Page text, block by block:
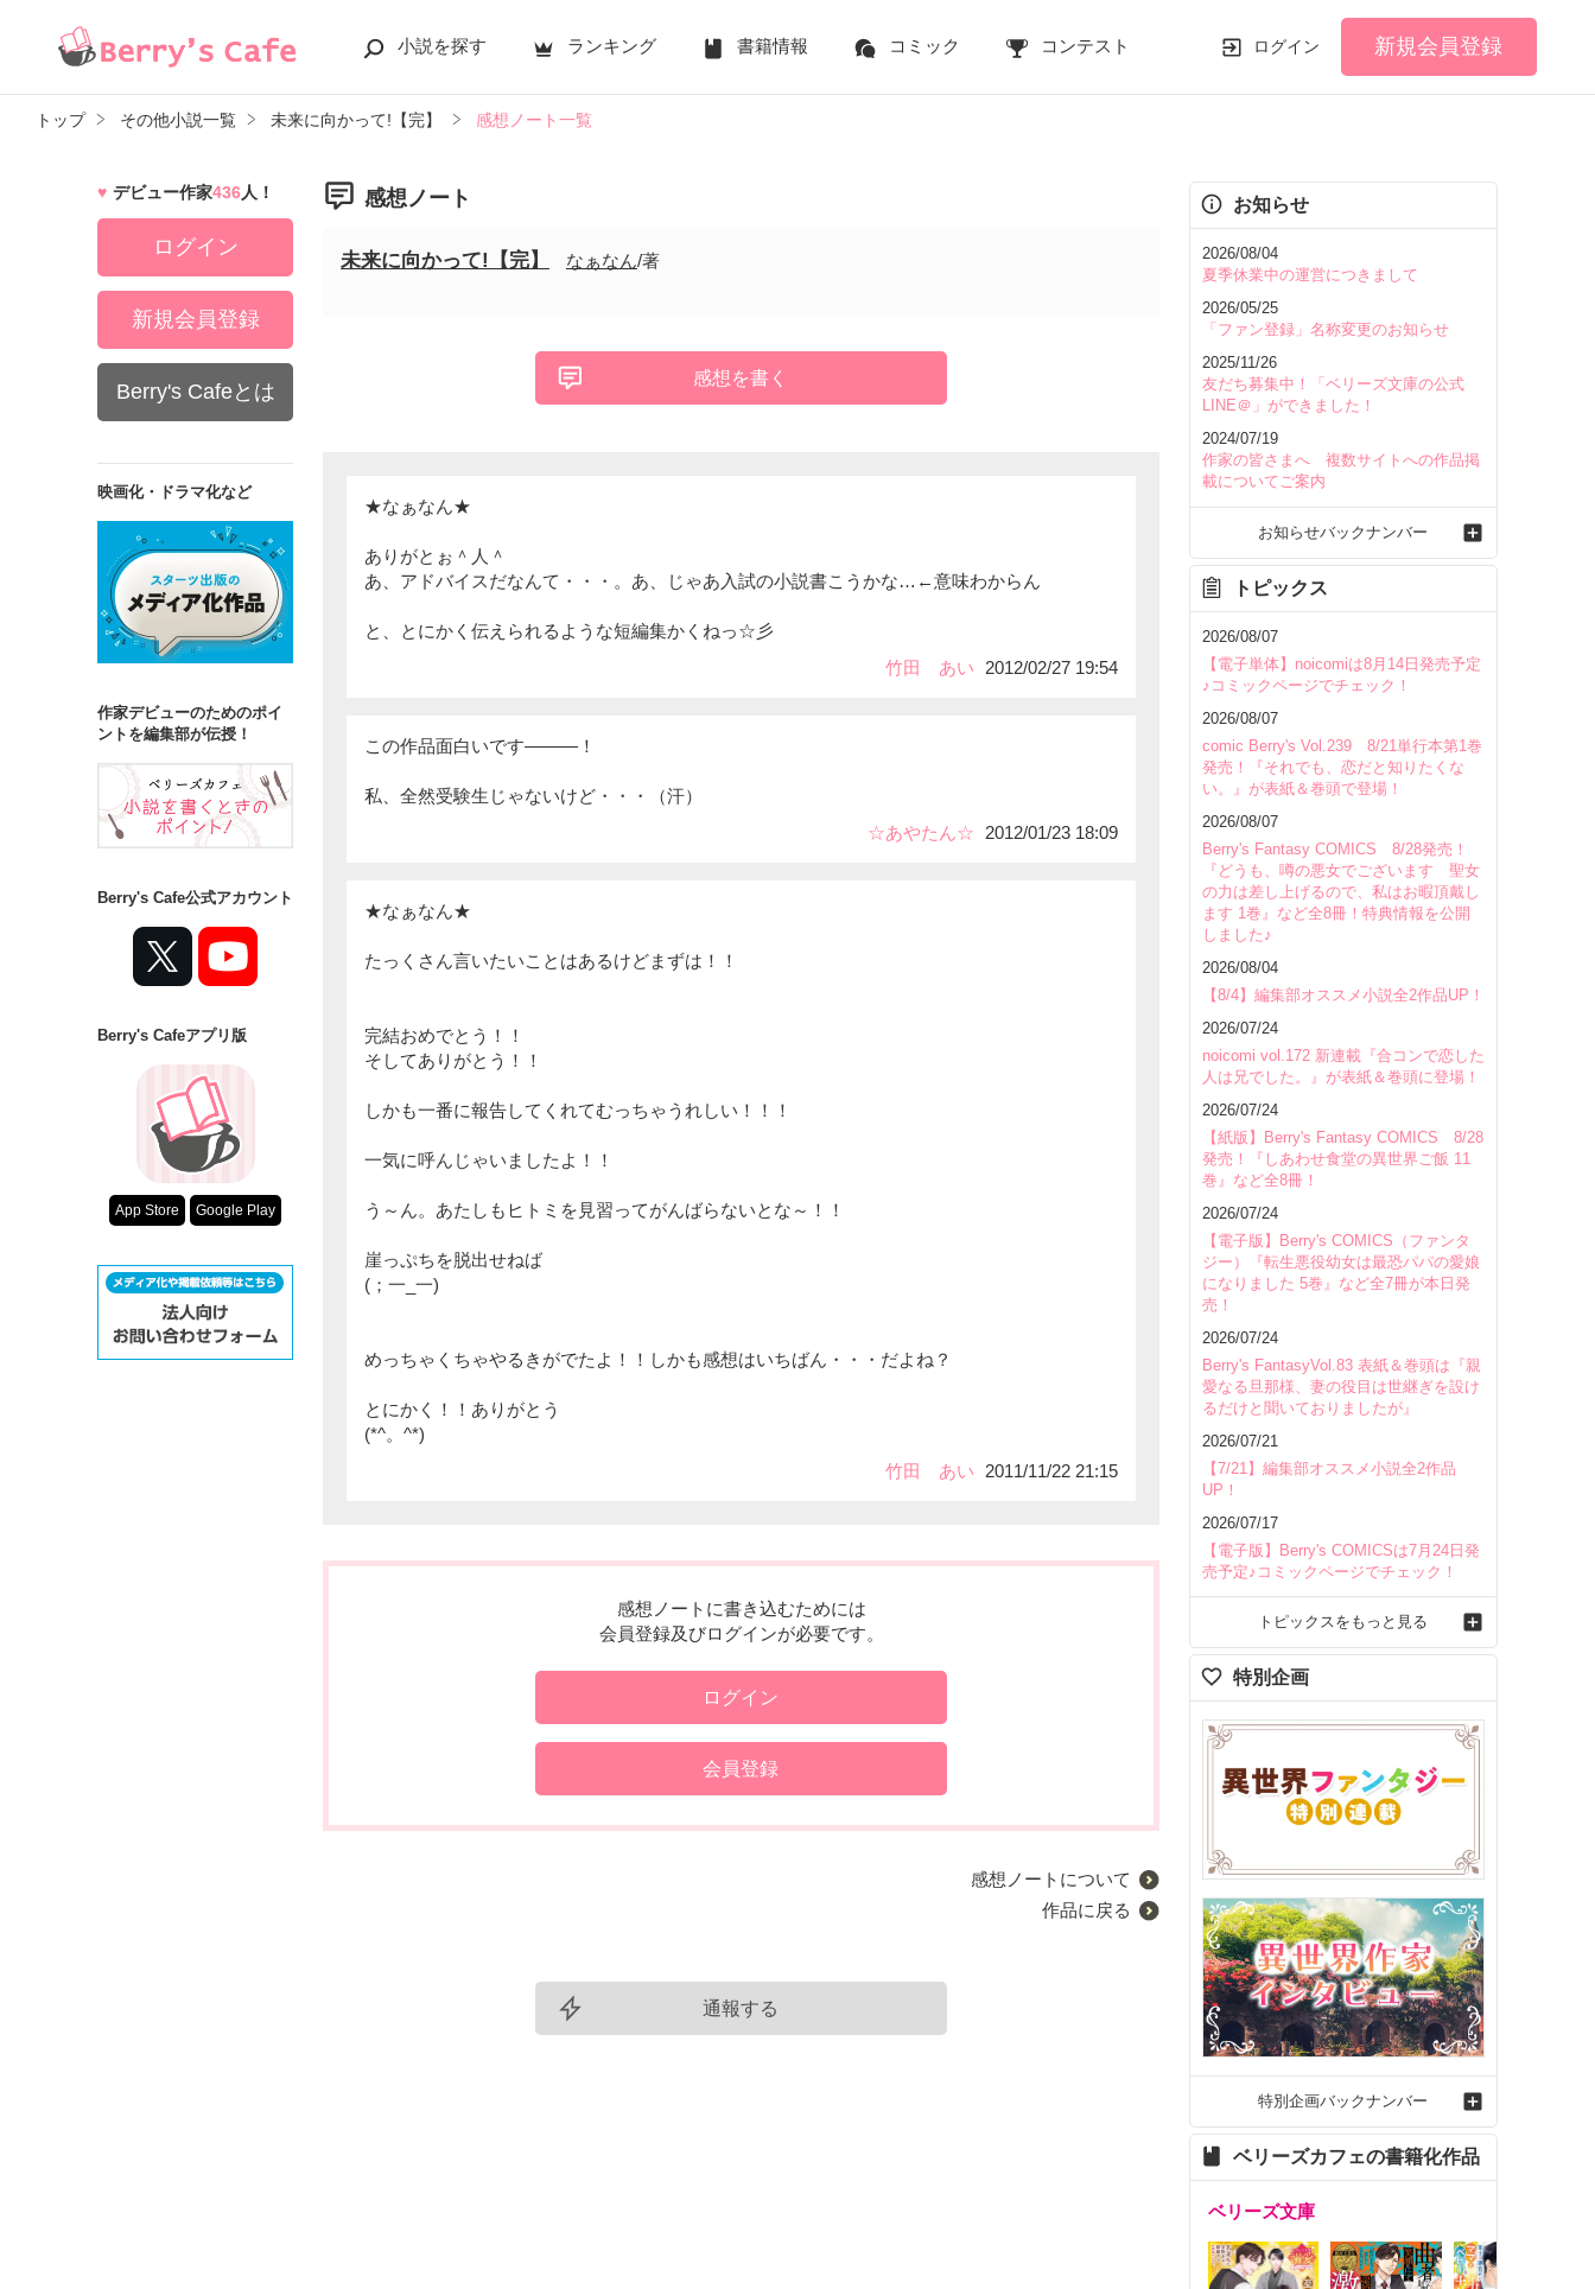
小説を探す ランキング 書籍情報 コミック コンテスト ログイン 新規会員登録
トップ その他小説一覧 未来に向かって!【完】 感想ノート一覧
感想ノート
未来に向かって!【完】 なぁなん/著
感想を書く
★なぁなん★
ありがとぉ＾人＾
あ、アドバイスだなんて・・・。あ、じゃあ入試の小説書こうかな…←意味わからん
と、とにかく伝えられるような短編集かくねっ☆彡
竹田 あい
2012/02/27 19:54
この作品面白いです―――！
私、全然受験生じゃないけど・・・（汗）
☆あやたん☆
2012/01/23 18:09
★なぁなん★
たっくさん言いたいことはあるけどまずは！！
完結おめでとう！！
そしてありがとう！！
しかも一番に報告してくれてむっちゃうれしい！！！
一気に呼んじゃいましたよ！！
う～ん。あたしもヒトミを見習ってがんばらないとな～！！
崖っぷちを脱出せねば
(；一_一)
めっちゃくちゃやるきがでたよ！！しかも感想はいちばん・・・だよね？
とにかく！！ありがとう
(*^。^*)
竹田 あい
2011/11/22 21:15
感想ノートに書き込むためには
会員登録及びログインが必要です。
ログイン
会員登録
感想ノートについて
作品に戻る
通報する
デビュー作家436人！
ログイン
新規会員登録
Berry's Cafeとは
映画化・ドラマ化など
作家デビューのためのポイ
ントを編集部が伝授！
Berry's Cafe公式アカウント
Berry's Cafeアプリ版
App Store Google Play
お知らせ
2026/08/04
夏季休業中の運営につきまして
2026/05/25
「ファン登録」名称変更のお知らせ
2025/11/26
友だち募集中！「ベリーズ文庫の公式
LINE＠」ができました！
2024/07/19
作家の皆さまへ 複数サイトへの作品掲
載についてご案内
お知らせバックナンバー
トピックス
2026/08/07
【電子単体】noicomiは8月14日発売予定
♪コミックページでチェック！
2026/08/07
comic Berry's Vol.239 8/21単行本第1巻
発売！『それでも、恋だと知りたくな
い。』が表紙＆巻頭で登場！
2026/08/07
Berry's Fantasy COMICS 8/28発売！
『どうも、噂の悪女でございます 聖女
の力は差し上げるので、私はお暇頂戴し
ます 1巻』など全8冊！特典情報を公開
しました♪
2026/08/04
【8/4】編集部オススメ小説全2作品UP！
2026/07/24
noicomi vol.172 新連載『合コンで恋した
人は兄でした。』が表紙＆巻頭に登場！
2026/07/24
【紙版】Berry's Fantasy COMICS 8/28
発売！『しあわせ食堂の異世界ご飯 11
巻』など全8冊！
2026/07/24
【電子版】Berry's COMICS（ファンタ
ジー）『転生悪役幼女は最恐パパの愛娘
になりました 5巻』など全7冊が本日発
売！
2026/07/24
Berry's FantasyVol.83 表紙＆巻頭は『親
愛なる旦那様、妻の役目は世継ぎを設け
るだけと聞いておりましたが』
2026/07/21
【7/21】編集部オススメ小説全2作品
UP！
2026/07/17
【電子版】Berry's COMICSは7月24日発
売予定♪コミックページでチェック！
トピックスをもっと見る
特別企画
特別企画バックナンバー
ベリーズカフェの書籍化作品
ベリーズ文庫